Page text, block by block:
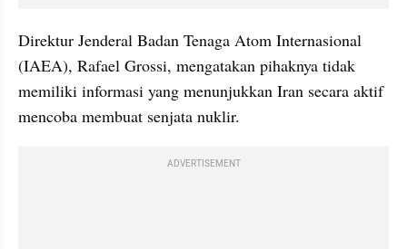
Direktur Jenderal Badan Tenaga Atom Internasional
(IAEA), Rafael Grossi, mengatakan pihaknya tidak
memiliki informasi yang menunjukkan Iran secara aktif
mencoba membuat senjata nuklir.
ADVERTISEMENT